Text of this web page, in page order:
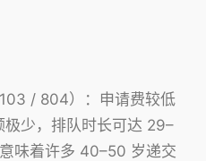
/ 804）：申请费较低
极少，排队时长可达 29–
味着许多 40–50 岁递交